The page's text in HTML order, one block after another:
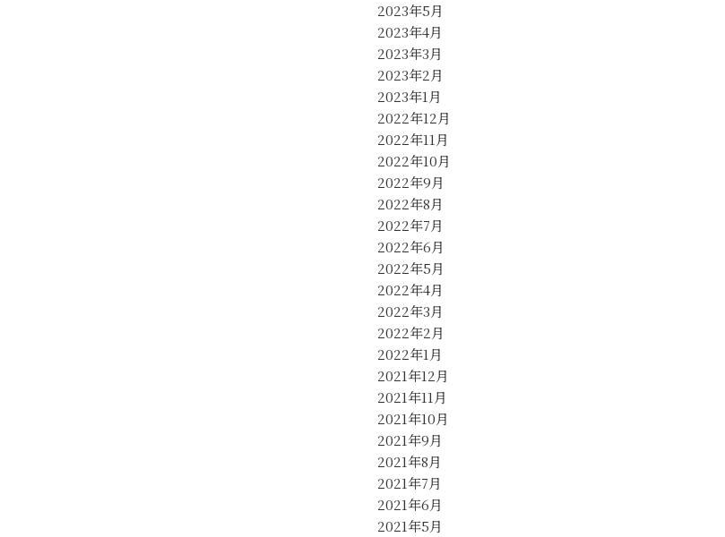
2023年5月
2023年4月
2023年3月
2023年2月
2023年1月
2022年12月
2022年11月
2022年10月
2022年9月
2022年8月
2022年7月
2022年6月
2022年5月
2022年4月
2022年3月
2022年2月
2022年1月
2021年12月
2021年11月
2021年10月
2021年9月
2021年8月
2021年7月
2021年6月
2021年5月